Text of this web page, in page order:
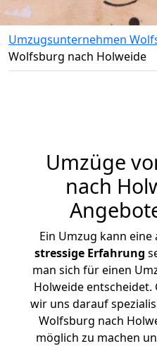
Umzugsunternehmen
Wolfsburg nach Holweide
Umzüge
nach
Ein Umzug kann
stressige Erfahrung
man sich für einen
Holweide entscheidet.
wir uns darauf
Wolfsburg nach
möglich zu machen